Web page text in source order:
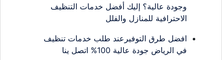
وجودة عالية؟ إليك أفضل خدمات التنظيف
الاحترافية للمنازل والفلل
افضل طرق التوفيرعند طلب خدمات تنظيف
في الرياض جودة عالية 100% اتصل ينا